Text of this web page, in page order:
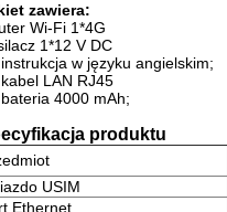
zawiera:
Wi-Fi 1*4G
1*12 V DC
w języku angielskim;
LAN RJ45
4000 mAh;
produktu
USIM
Ethernet